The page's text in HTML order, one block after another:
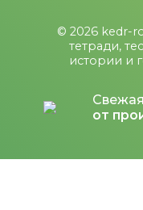
© 2026 kedr-
тетради,
истории и
от